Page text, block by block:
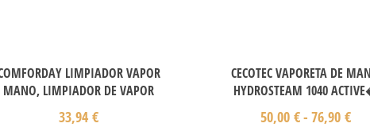
LIMPIADOR VAPOR
MANO, LIMPIADOR DE VAPOR
33,94€
CECOTEC VAPORETA DE
HYDROSTEAM 1040
50,00 €- 76,90 €